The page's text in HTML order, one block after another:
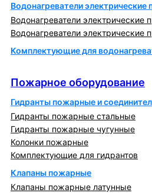
Водонагреватели электрические
Водонагреватели электрические
Водонагреватели
Комплектующие для
Пожарное оборудование
Гидранты пожарные и
Гидранты пожарные стальные
Гидранты пожарные чугунные
Колонки пожарные
Комплектующие для гидрантов
Клапаны пожарные
Клапаны пожарные латунные